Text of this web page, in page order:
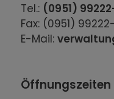
Tel.: (0951)
Fax: (0951)
E-Mail:
Öffnungszeiten